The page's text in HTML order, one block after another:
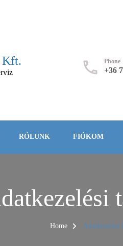
Kft. Phone
+36
RÓLUNK FIÓKOM
Home Adatkezelési